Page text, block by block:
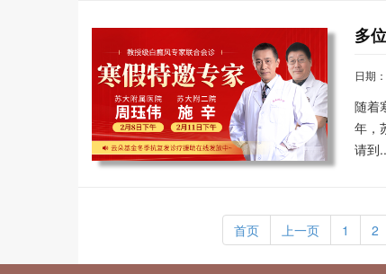
多
日期
随着
年，
请到
首页 上一页 1 2